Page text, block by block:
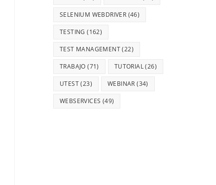
SELENIUM WEBDRIVER (46)
TESTING (162)
TEST MANAGEMENT(22)
TRABAJO (71) TUTORIAL(26)
UTEST(23) WEBINAR (34)
WEBSERVICES (49)